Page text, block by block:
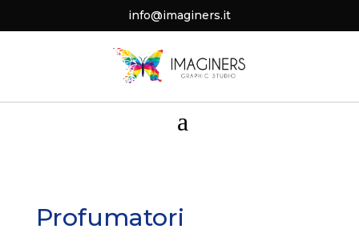
info@imaginers.it
a
Profumatori